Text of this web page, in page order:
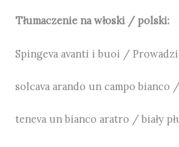
Tłumaczenie na włoski / polski:
Spingeva avanti i buoi /
solcava arando un campo bianco
teneva un bianco aratro / biały